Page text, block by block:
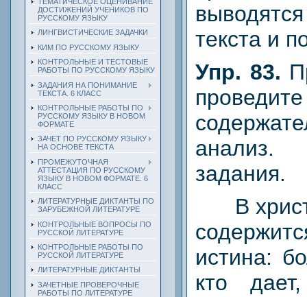
ДОСТИЖЕНИЙ УЧЕНИКОВ ПО
РУССКОМУ ЯЗЫКУ
ЛИНГВИСТИЧЕСКИЕ ЗАДАЧКИ
КИМ ПО РУССКОМУ ЯЗЫКУ
КОНТРОЛЬНЫЕ И ТЕСТОВЫЕ
РАБОТЫ ПО РУССКОМУ ЯЗЫКУ
ЗАДАНИЯ НА ПОНИМАНИЕ
ТЕКСТА. 6 КЛАСС
КОНТРОЛЬНЫЕ РАБОТЫ ПО
РУССКОМУ ЯЗЫКУ В НОВОМ
ФОРМАТЕ
ЗАЧЕТ ПО РУССКОМУ ЯЗЫКУ
НА ОСНОВЕ ТЕКСТА
ПРОМЕЖУТОЧНАЯ
АТТЕСТАЦИЯ ПО РУССКОМУ
ЯЗЫКУ В НОВОМ ФОРМАТЕ. 6
КЛАСС
ЛИТЕРАТУРНЫЕ ДИКТАНТЫ ПО
ЗАРУБЕЖНОЙ ЛИТЕРАТУРЕ
КОНТРОЛЬНЫЕ ВОПРОСЫ ПО
РУССКОЙ ЛИТЕРАТУРЕ
КОНТРОЛЬНЫЕ РАБОТЫ ПО
РУССКОЙ ЛИТЕРАТУРЕ
ЛИТЕРАТУРНЫЕ ДИКТАНТЫ
ЗАЧЕТНЫЕ ПРОВЕРОЧНЫЕ
РАБОТЫ ПО ЛИТЕРАТУРЕ
текста и
Упр. 83.
задания.
В
истина:
кто